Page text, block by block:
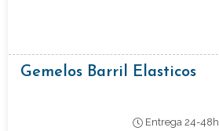
Gemelos Barril Elasticos
Entrega 24-48h